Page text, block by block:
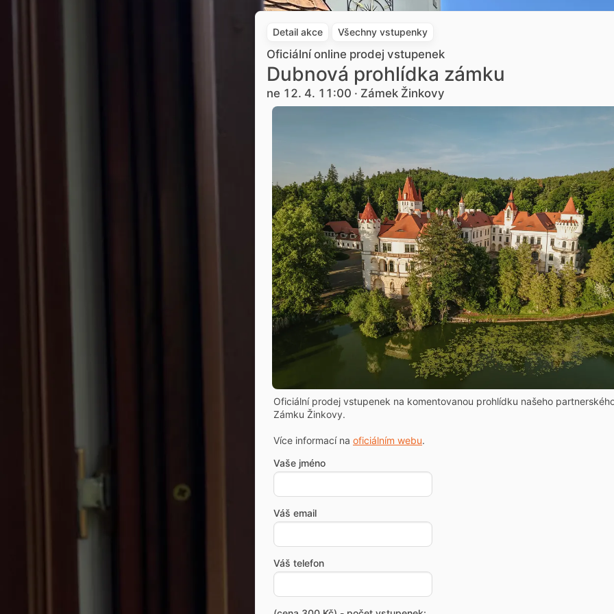
Detail akce Všechny vstupenky
Oficiální online prodej vstupenek
Dubnová prohlídka zámku
ne 12. 4. 11:00 · Zámek Žinkovy
Oficiální prodej vstupenek na komentovanou prohlídku našeho
Zámku Žinkovy.
Více informací na oficiálním webu.
Vaše jméno
Váš email
Váš telefon